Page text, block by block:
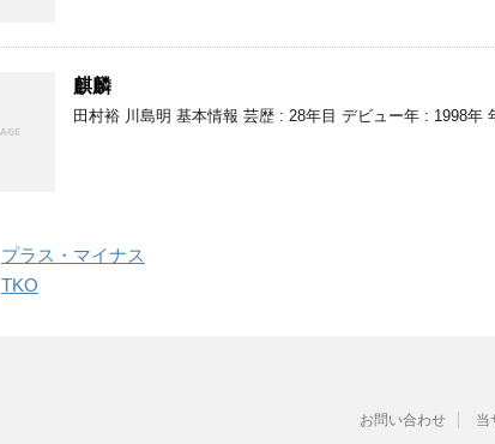
麒麟
田村裕 川島明 基本情報 芸歴 : 28年目 デビュー年 : 1998
プラス・マイナス
TKO
お問い合わせ 当